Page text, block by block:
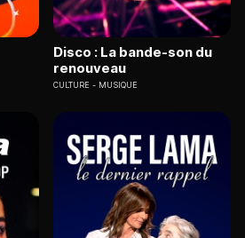
Disco : La bande-son du
renouveau
CULTURE MUSIQUE